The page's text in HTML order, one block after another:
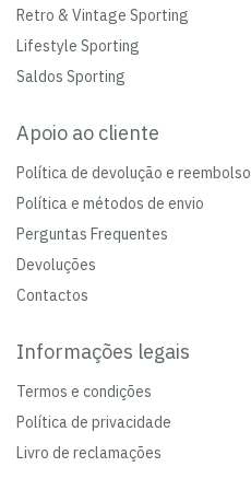
Retro & Vintage Sporting
Lifestyle Sporting
Saldos Sporting
Apoio ao cliente
Política de devolução e reembolso
Política e métodos de envio
Perguntas Frequentes
Devoluções
Contactos
Informações legais
Termos e condições
Política de privacidade
Livro de reclamações